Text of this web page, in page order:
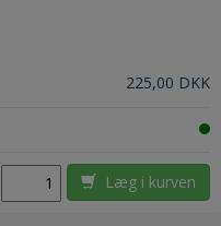
225,00 DKK
Læg i kurven